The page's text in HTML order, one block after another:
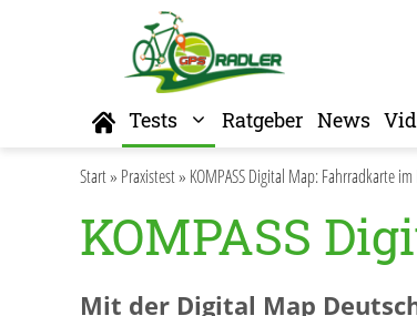
Home
Tests Ratgeber News
Start» Praxistest» KOMPASS Digital Map: Fahrradkarte
KOMPASS
Mit der Digital Map